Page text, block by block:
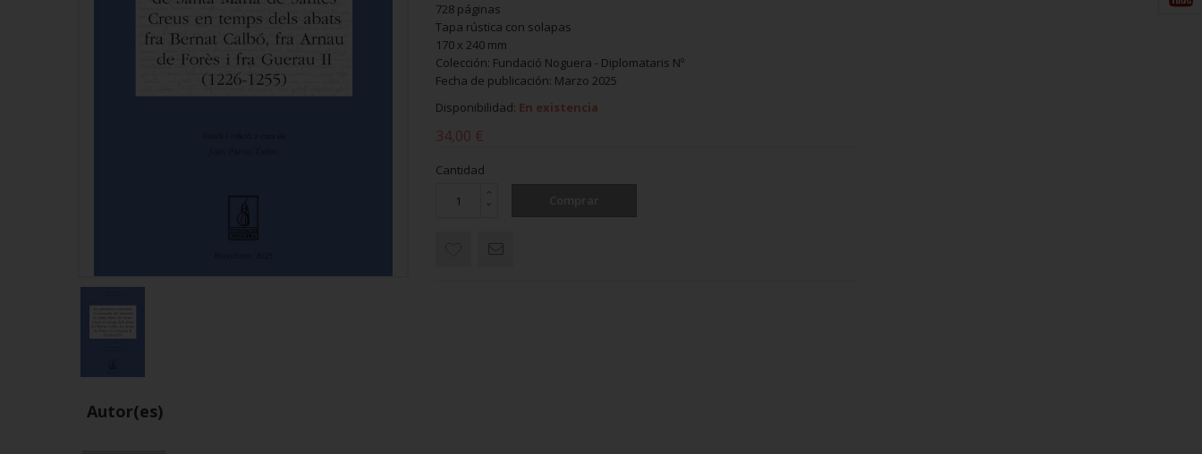
Autor(es)
728 páginas
Tapa rústica con solapas
170 x 240 mm
Colección: Fundació Noguera - Diplomataris Nº
Fecha de publicación: Marzo 2025
Disponibilidad: En existencia
34,00 €
Cantidad